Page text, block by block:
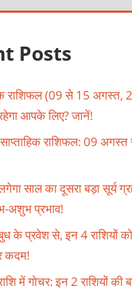
Posts
राशिफल (09 से 15 अगस्त,
आपके लिए? जानें!
राशिफल: 09
साल का दूसरा बड़ा सूर्य
अशुभ प्रभाव!
के प्रवेश से, इन 4 राशियों
में गोचर: इन 2 राशियों की